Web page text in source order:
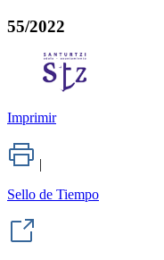
55/2022
Imprimir
|
Sello de Tiempo